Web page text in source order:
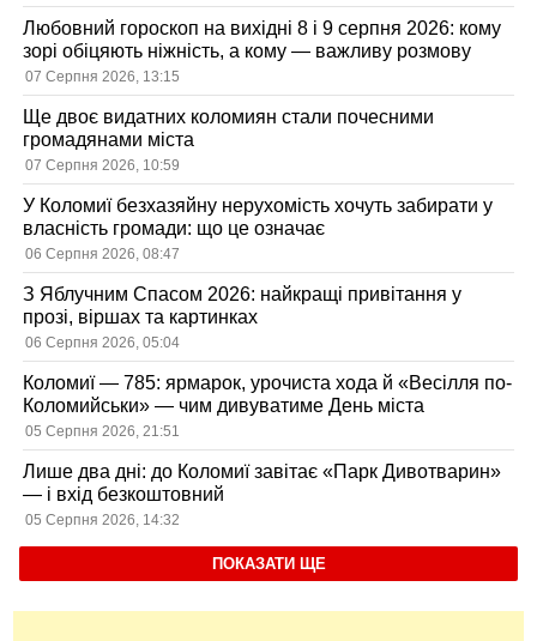
Любовний гороскоп на вихідні 8 і 9 серпня 2026: кому
зорі обіцяють ніжність, а кому — важливу розмову
07 Серпня 2026, 13:15
Ще двоє видатних коломиян стали почесними
громадянами міста
07 Серпня 2026, 10:59
У Коломиї безхазяйну нерухомість хочуть забирати у
власність громади: що це означає
06 Серпня 2026, 08:47
З Яблучним Спасом 2026: найкращі привітання у
прозі, віршах та картинках
06 Серпня 2026, 05:04
Коломиї — 785: ярмарок, урочиста хода й «Весілля по-
Коломийськи» — чим дивуватиме День міста
05 Серпня 2026, 21:51
Лише два дні: до Коломиї завітає «Парк Дивотварин»
— і вхід безкоштовний
05 Серпня 2026, 14:32
ПОКАЗАТИ ЩЕ